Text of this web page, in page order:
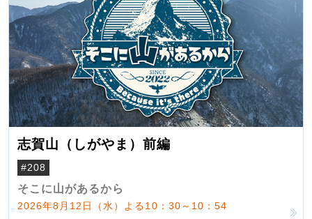
志賀山（しがやま）前編
#208
そこに山があるから
2026年8月12日（水）よる10：30～10：54